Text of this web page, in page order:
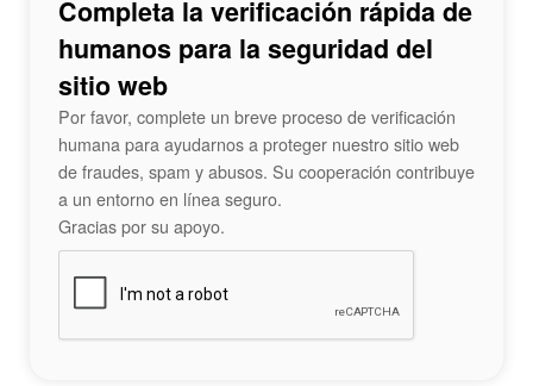
Completa la verificación rápida de
humanos para la seguridad del
sitio web
Por favor, complete un breve proceso de verificación
humana para ayudarnos a proteger nuestro sitio web
de fraudes, spam y abusos. Su cooperación contribuye
a un entorno en línea seguro.
Gracias por su apoyo.